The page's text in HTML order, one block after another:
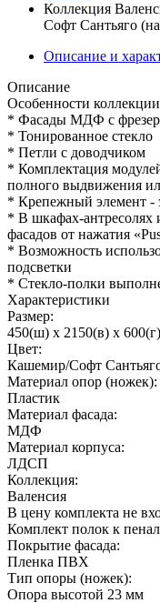
Коллекция
Софт Сантьяго
Описание и
Описание
Особенности
* Фасады МДФ с
* Тонированное стекло
* Петли с доводчиком
* Комплектация
полного выдвижения
* Крепежный элемент -
* В шкафах-антресолях
фасадов от нажатия
* Возможность
подсветки
* Стекло-полки
Характеристики
Размер:
450(ш) x 2150(в) x 600(г)
Цвет:
Кашемир/Софт
Материал опор (ножек):
Пластик
Материал фасада:
МДФ
Материал корпуса:
ЛДСП
Коллекция:
Валенсия
В цену комплекта не
Комплект полок к
Покрытие фасада:
Пленка ПВХ
Тип опоры (ножек):
Опора высотой 23 мм